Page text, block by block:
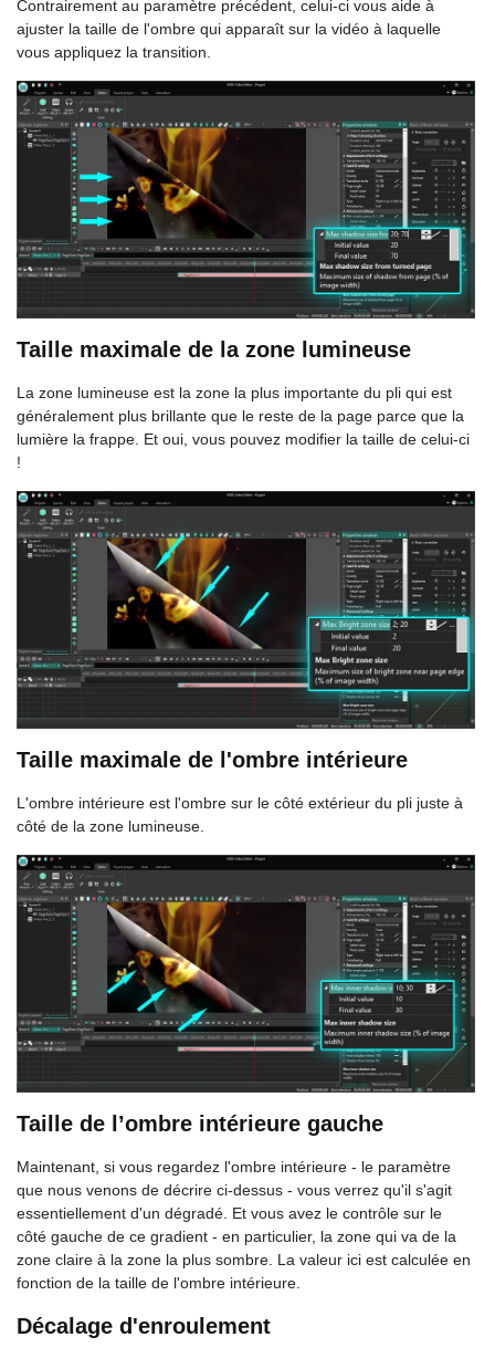
Contrairement au paramètre précédent, celui-ci vous aide à
ajuster la taille de l'ombre qui apparaît sur la vidéo à laquelle
vous appliquez la transition.
Taille maximale de la zone lumineuse
La zone lumineuse est la zone la plus importante du pli qui est
généralement plus brillante que le reste de la page parce que la
lumière la frappe. Et oui, vous pouvez modifier la taille de celui-ci
!
Taille maximale de l'ombre intérieure
L'ombre intérieure est l'ombre sur le côté extérieur du pli juste à
côté de la zone lumineuse.
Taille de l’ombre intérieure gauche
Maintenant, si vous regardez l'ombre intérieure - le paramètre
que nous venons de décrire ci-dessus - vous verrez qu'il s'agit
essentiellement d'un dégradé. Et vous avez le contrôle sur le
côté gauche de ce gradient - en particulier, la zone qui va de la
zone claire à la zone la plus sombre. La valeur ici est calculée en
fonction de la taille de l'ombre intérieure.
Décalage d'enroulement